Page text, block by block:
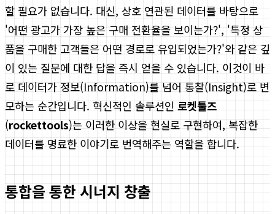
할 필요가 없습니다. 대신, 상호 연관된 데이터를 바탕으로
'어떤 광고가 가장 높은 구매 전환율을 보이는가?', '특정 상
품을 구매한 고객들은 어떤 경로로 유입되었는가?'와 같은 깊
이 있는 질문에 대한 답을 즉시 얻을 수 있습니다. 이것이 바
로 데이터가 정보(Information)를 넘어 통찰(Insight)로 변
모하는 순간입니다. 혁신적인 솔루션인 로켓툴즈
(rockettools)는 이러한 이상을 현실로 구현하여, 복잡한
데이터를 명료한 이야기로 번역해주는 역할을 합니다.
통합을 통한 시너지 창출